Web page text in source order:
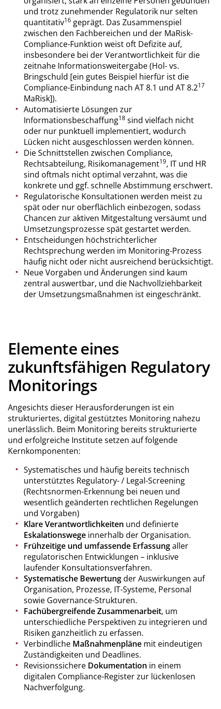
und trotz zunehmender Regulatorik nur selten
quantitativ16 geprägt. Das Zusammenspiel
zwischen den Fachbereichen und der MaRisk-
Compliance-Funktion weist oft Defizite auf,
insbesondere bei der Verantwortlichkeit für die
zeitnahe Informationsweitergabe (Hol- vs.
Bringschuld [ein gutes Beispiel hierfür ist die
Compliance-Einbindung nach AT 8.1 und AT 8.217
MaRisk]).
Automatisierte Lösungen zur
Informationsbeschaffung18 sind vielfach nicht
oder nur punktuell implementiert, wodurch
Lücken nicht ausgeschlossen werden können.
Die Schnittstellen zwischen Compliance,
Rechtsabteilung, Risikomanagement19, IT und HR
sind oftmals nicht optimal verzahnt, was die
konkrete und ggf. schnelle Abstimmung erschwert.
Regulatorische Konsultationen werden meist zu
spät oder nur oberflächlich einbezogen, sodass
Chancen zur aktiven Mitgestaltung versäumt und
Umsetzungsprozesse spät gestartet werden.
Entscheidungen höchstrichterlicher
Rechtsprechung werden im Monitoring-Prozess
häufig nicht oder nicht ausreichend berücksichtigt.
Neue Vorgaben und Änderungen sind kaum
zentral auswertbar, und die Nachvollziehbarkeit
der Umsetzungsmaßnahmen ist eingeschränkt.
Elemente eines
zukunftsfähigen Regulatory
Monitorings
Angesichts dieser Herausforderungen ist ein
strukturiertes, digital gestütztes Monitoring nahezu
unerlässlich. Beim Monitoring bereits strukturierte
und erfolgreiche Institute setzen auf folgende
Kernkomponenten:
Systematisches und häufig bereits technisch
unterstütztes Regulatory- / Legal-Screening
(Rechtsnormen-Erkennung bei neuen und
wesentlich geänderten rechtlichen Regelungen
und Vorgaben)
Klare Verantwortlichkeiten und definierte
Eskalationswege innerhalb der Organisation.
Frühzeitige und umfassende Erfassungaller
regulatorischen Entwicklungen – inklusive
laufender Konsultationsverfahren.
Systematische Bewertungder Auswirkungen auf
Organisation, Prozesse, IT-Systeme, Personal
sowie Governance-Strukturen.
Fachübergreifende Zusammenarbeit, um
unterschiedliche Perspektiven zu integrieren und
Risiken ganzheitlich zu erfassen.
Verbindliche Maßnahmenpläne mit eindeutigen
Zuständigkeiten und Deadlines.
Revisionssichere Dokumentation in einem
digitalen Compliance-Register zur lückenlosen
Nachverfolgung.